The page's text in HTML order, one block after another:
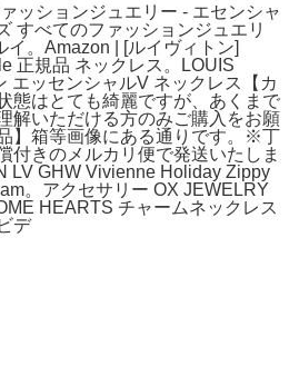
ッションジュエリー - エセンシャ
すべてのファッションジュエリ
イ。Amazon | [ルイヴィトン]
正規品 ネックレス。LOUIS
エッセンシャルV ネックレス【カ
態はとても綺麗ですが、あくまで
解いただける方のみご購入をお願
】箱等画像にある通りです。※丁
付きのメルカリ便で発送いたしま
LV GHW Vivienne Holiday Zippy
。アクセサリー OX JEWELRY
HEARTS チャームネックレス
デ